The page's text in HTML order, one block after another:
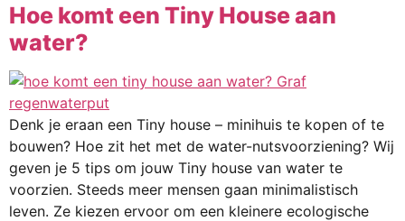
Hoe komt een Tiny House aan
water?
Denk je eraan een Tiny house – minihuis te kopen of te
bouwen? Hoe zit het met de water-nutsvoorziening? Wij
geven je 5 tips om jouw Tiny house van water te
voorzien. Steeds meer mensen gaan minimalistisch
leven. Ze kiezen ervoor om een kleinere ecologische